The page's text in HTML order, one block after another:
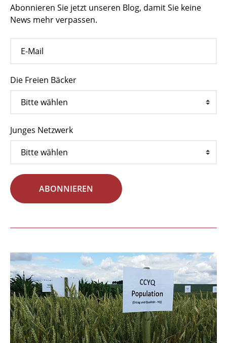
Abonnieren Sie jetzt unseren Blog, damit Sie keine
News mehr verpassen.
Die Freien Bäcker
Junges Netzwerk
ABONNIEREN